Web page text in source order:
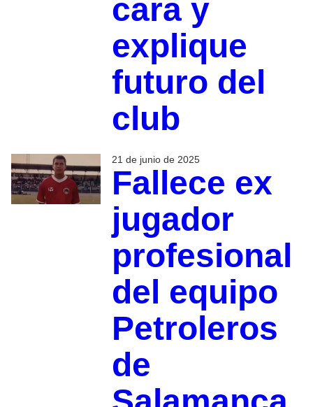
cara y
explique
futuro del
club
21 de junio de 2025
Fallece ex
jugador
profesional
del equipo
Petroleros
de